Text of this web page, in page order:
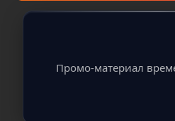
Промо-материал